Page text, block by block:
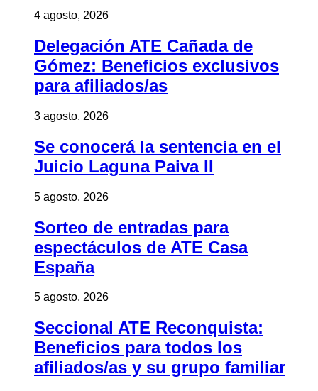
4 agosto, 2026
Delegación ATE Cañada de
Gómez: Beneficios exclusivos
para afiliados/as
3 agosto, 2026
Se conocerá la sentencia en el
Juicio Laguna Paiva II
5 agosto, 2026
Sorteo de entradas para
espectáculos de ATE Casa
España
5 agosto, 2026
Seccional ATE Reconquista:
Beneficios para todos los
afiliados/as y su grupo familiar